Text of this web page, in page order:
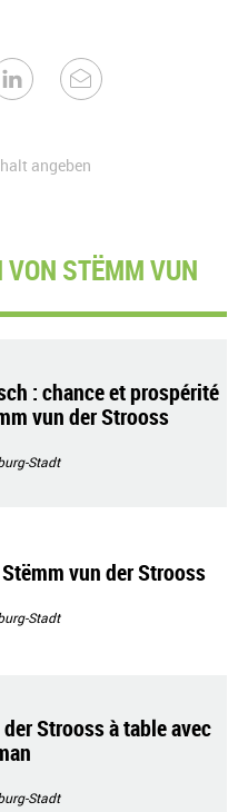
angeben
VON STËMM VUN
: chance et prospérité
vun der Strooss
Stadt
vun der Strooss
Stadt
Strooss à table avec
Stadt